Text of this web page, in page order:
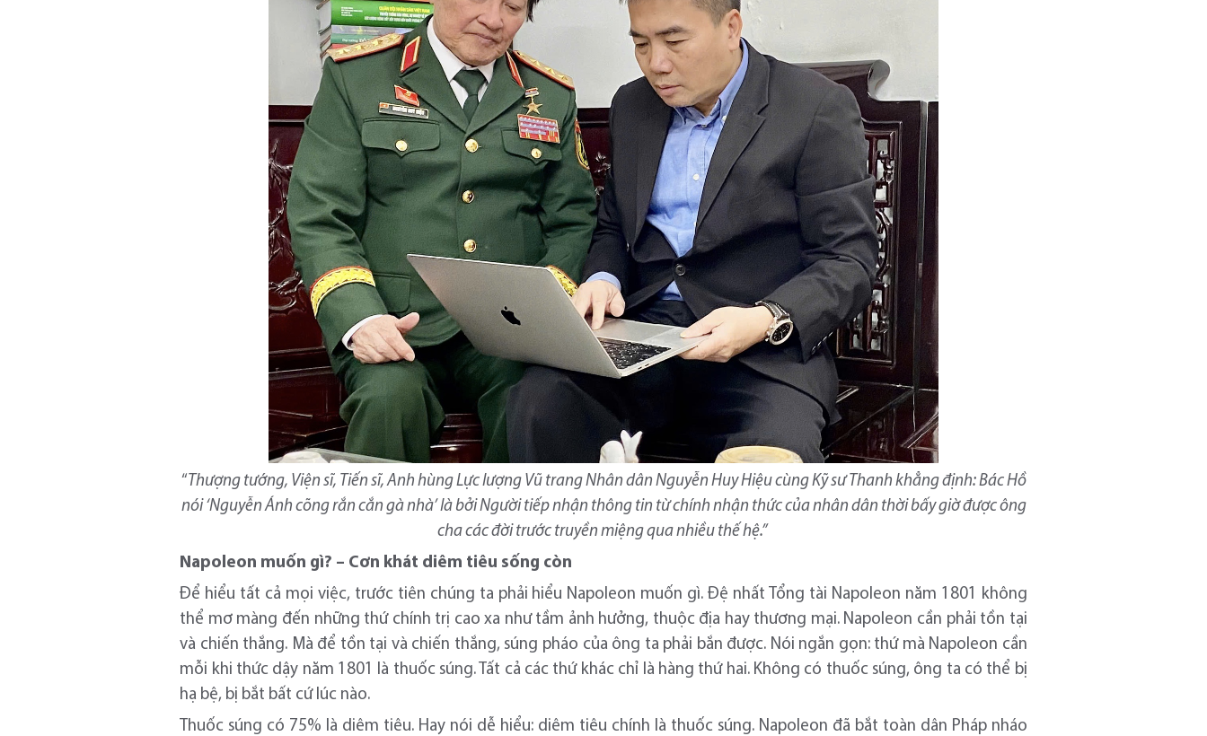
“ Thượng tướng, Viện sĩ, Tiến sĩ, Anh hùng Lực lượng Vũ trang Nhân dân Nguyễn Huy Hiệu cùng Kỹ sư Thanh khẳng định: Bác Hồ
nói ‘Nguyễn Ánh cõng rắn cắn gà nhà’ là bởi Người tiếp nhận thông tin từ chính nhận thức của nhân dân thời bấy giờ được ông
cha các đời trước truyền miệng qua nhiều thế hệ.”
Napoleon muốn gì? – Cơn khát diêm tiêu sống còn
Để hiểu tất cả mọi việc, trước tiên chúng ta phải hiểu Napoleon muốn gì. Đệ nhất Tổng tài Napoleon năm 1801 không
thể mơ màng đến những thứ chính trị cao xa như tầm ảnh hưởng, thuộc địa hay thương mại. Napoleon cần phải tồn tại
và chiến thắng. Mà để tồn tại và chiến thắng, súng pháo của ông ta phải bắn được. Nói ngắn gọn: thứ mà Napoleon cần
mỗi khi thức dậy năm 1801 là thuốc súng. Tất cả các thứ khác chỉ là hàng thứ hai. Không có thuốc súng, ông ta có thể bị
hạ bệ, bị bắt bất cứ lúc nào.
Thuốc súng có 75% là diêm tiêu. Hay nói dễ hiểu: diêm tiêu chính là thuốc súng. Napoleon đã bắt toàn dân Pháp nháo